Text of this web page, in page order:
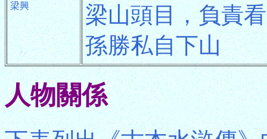
梁興
梁山頭目，負責
孫勝私自下山
人物關係